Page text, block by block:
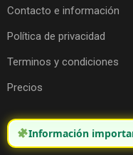
Contacto e información
Política de privacidad
Terminos y condiciones
Precios
Información